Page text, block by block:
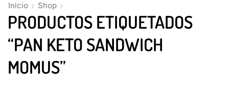
Inicio Shop
PRODUCTOS ETIQUETADOS
“PAN KETO SANDWICH
MOMUS”